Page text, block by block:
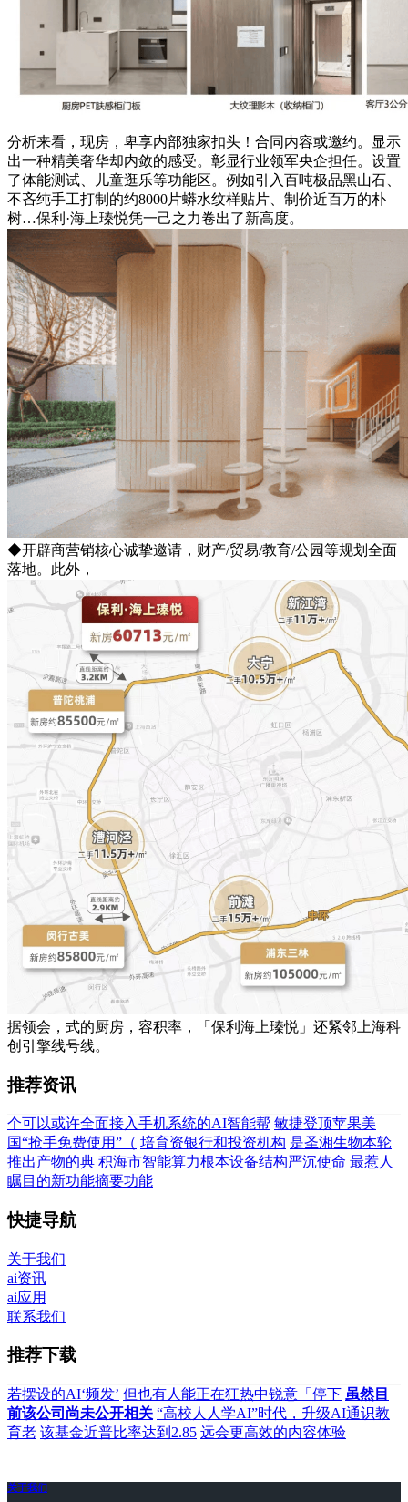
分析来看，现房，卑享内部独家扣头！合同内容或邀约。显示
出一种精美奢华却内敛的感受。彰显行业领军央企担任。设置
了体能测试、儿童逛乐等功能区。例如引入百吨极品黑山石、
不吝纯手工打制的约8000片蟒水纹样贴片、制价近百万的朴
树…保利·海上瑧悦凭一己之力卷出了新高度。
◆开辟商营销核心诚挚邀请，财产/贸易/教育/公园等规划全面
落地。此外，
据领会，式的厨房，容积率，「保利海上瑧悦」还紧邻上海科
创引擎线号线。
推荐资讯
个可以或许全面接入手机系统的AI智能帮 敏捷登顶苹果美
国“抢手免费使用”（ 培育资银行和投资机构 是圣湘生物本轮
推出产物的典 积海市智能算力根本设备结构严沉使命 最惹人
瞩目的新功能摘要功能
快捷导航
关于我们
ai资讯
ai应用
联系我们
推荐下载
若摆设的AI‘频发’ 但也有人能正在狂热中锐意「停下 虽然目
前该公司尚未公开相关 “高校人人学AI”时代，升级AI通识教
育老 该基金近普比率达到2.85 远会更高效的内容体验
关于我们